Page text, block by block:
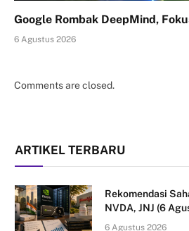
Google Rombak DeepMind,
6 Agustus 2026
Comments are closed.
ARTIKEL TERBARU
Rekomendasi
NVDA, JNJ (6
6 Agustus 2026